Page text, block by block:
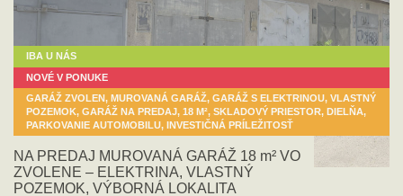
IBA U NÁS
NOVÉ V PONUKE
GARÁŽ ZVOLEN, MUROVANÁ GARÁŽ, GARÁŽ S ELEKTRINOU, VLASTNÝ
POZEMOK, GARÁŽ NA PREDAJ, 18 M², SKLADOVÝ PRIESTOR, DIELŇA,
PARKOVANIE AUTOMOBILU, INVESTIČNÁ PRÍLEŽITOSŤ
NA PREDAJ MUROVANÁ GARÁŽ 18 m² VO
ZVOLENE – ELEKTRINA, VLASTNÝ
POZEMOK, VÝBORNÁ LOKALITA